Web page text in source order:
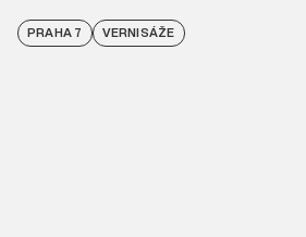
PRAHA 7 VERNISÁŽE